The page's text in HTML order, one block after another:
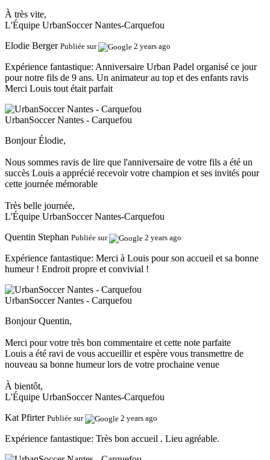
À très vite,
L'Équipe UrbanSoccer Nantes-Carquefou
Elodie Berger Publiée sur 2 years ago
Expérience fantastique: Anniversaire Urban Padel organisé ce jour
pour notre fils de 9 ans. Un animateur au top et des enfants ravis
Merci Louis tout était parfait
UrbanSoccer Nantes - Carquefou
Bonjour Élodie,
Nous sommes ravis de lire que l'anniversaire de votre fils a été un
succès Louis a apprécié recevoir votre champion et ses invités pour
cette journée mémorable
Très belle journée,
L'Équipe UrbanSoccer Nantes-Carquefou
Quentin Stephan Publiée sur 2 years ago
Expérience fantastique: Merci à Louis pour son accueil et sa bonne
humeur ! Endroit propre et convivial !
UrbanSoccer Nantes - Carquefou
Bonjour Quentin,
Merci pour votre très bon commentaire et cette note parfaite
Louis a été ravi de vous accueillir et espère vous transmettre de
nouveau sa bonne humeur lors de votre prochaine venue
À bientôt,
L'Équipe UrbanSoccer Nantes-Carquefou
Kat Pfirter Publiée sur 2 years ago
Expérience fantastique: Très bon accueil . Lieu agréable.